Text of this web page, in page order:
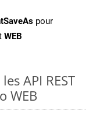
pour
WEB
API REST
WEB